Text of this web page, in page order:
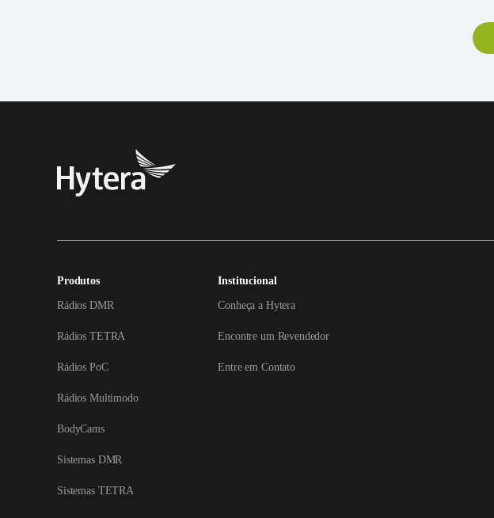
Produtos
Rádios DMR
Rádios TETRA
Rádios PoC
Rádios Multimodo
BodyCams
Sistemas DMR
Sistemas TETRA
Institucional
Conheça a Hytera
Encontre um Revendedor
Entre em Contato